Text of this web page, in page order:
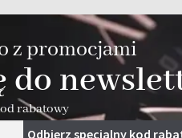
z promocjami
do
rabatowy